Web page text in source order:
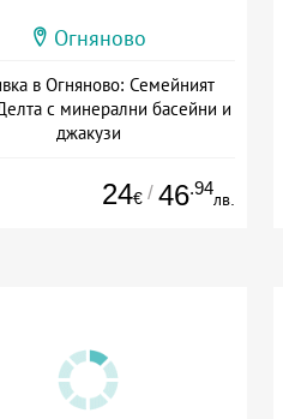
Огняново
в Огняново: Семейният
с минерални басейни и
джакузи
24€ / 46.94
лв.